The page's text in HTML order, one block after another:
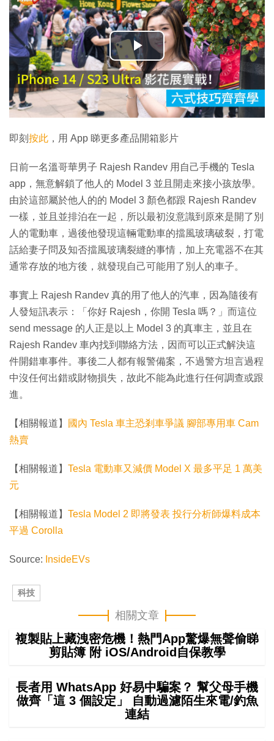
播
放
影
片
即刻 按此 ，用 App 睇更多產品開箱影片
日前一名溫哥華男子 Rajesh Randev 用自己手機的 Tesla
app，無意解鎖了他人的 Model 3 並且開走來接小孩放學。
由於這部屬於他人的的 Model 3 顏色都跟 Rajesh Randev
一樣，並且並排泊在一起，所以最初沒意識到原來是開了別
人的電動車，過後他發現這輛電動車的擋風玻璃破裂，打電
話給妻子問及知否擋風玻璃裂縫的事情，加上充電器不在其
通常存放的地方後，就發現自己可能用了別人的車子。
事實上 Rajesh Randev 真的用了他人的汽車，因為隨後有
人發短訊表示：「你好 Rajesh，你開 Tesla 嗎？」而這位
send message 的人正是以上 Model 3 的真車主，並且在
Rajesh Randev 車內找到聯絡方法，因而可以正式解決這
件開錯車事件。事後二人都有報警備案，不過警方坦言過程
中沒任何出錯或財物損失，故此不能為此進行任何調查或跟
進。
【相關報道】
國內 Tesla 車主恐剎車爭議 腳部專用車 Cam
熱賣
【相關報道】 Tesla 電動車又減價 Model X 最多平足 1 萬美
元
【相關報道】 Tesla Model 2 即將發表 投行分析師爆料成本
平過 Corolla
Source: InsideEVs
科技
相關文章
複製貼上藏洩密危機！熱門App驚爆無聲偷睇
剪貼簿 附 iOS/Android自保教學
長者用 WhatsApp 好易中騙案？ 幫父母手機
做齊「這 3 個設定」 自動過濾陌生來電/釣魚
連結